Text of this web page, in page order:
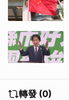
轉發 (0)